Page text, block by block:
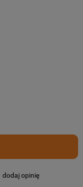
dodaj opinię